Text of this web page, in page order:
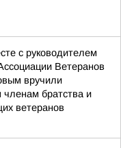
с руководителем
Ветеранов
вручили
братства и
ветеранов